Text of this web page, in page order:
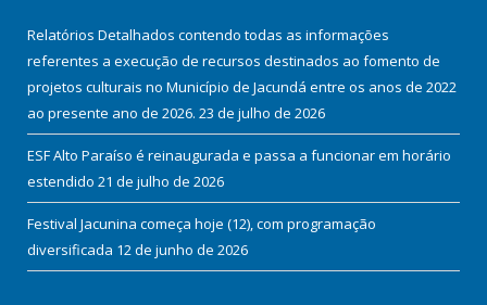
Relatórios Detalhados contendo todas as informações
referentes a execução de recursos destinados ao fomento de
projetos culturais no Município de Jacundá entre os anos de 2022
ao presente ano de 2026. 23 de julho de 2026
ESF Alto Paraíso é reinaugurada e passa a funcionar em horário
estendido 21 de julho de 2026
Festival Jacunina começa hoje (12), com programação
diversificada 12 de junho de 2026